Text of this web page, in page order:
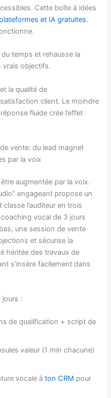
Cette boîte à idées
plateformes et IA gratuites.
du temps et rehausse la
vrais objectifs.
la qualité de
client. Le moindre
fluide crée l’effet
vente: du lead magnet
par la voix
augmentée par la voix.
engageant propose un
l’auditeur en trois
vocal de 3 jours
une session de vente
et sécurise la
héritée des travaux de
s’insère facilement dans
jours :
de qualification + script de
valeur (1 min chacune)
vocale àton CRM pour